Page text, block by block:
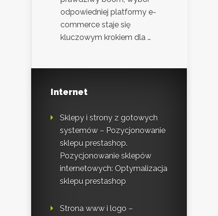
odpowiedniej platformy e-
commerce staje się
kluczowym krokiem dla …
Internet
Sklepy i strony z gotowych
systemów – Pozycjonowanie
sklepu prestashop.
Pozycjonowanie sklepów
internetowych: Optymalizacja
sklepu prestashop
Strona www i logo –